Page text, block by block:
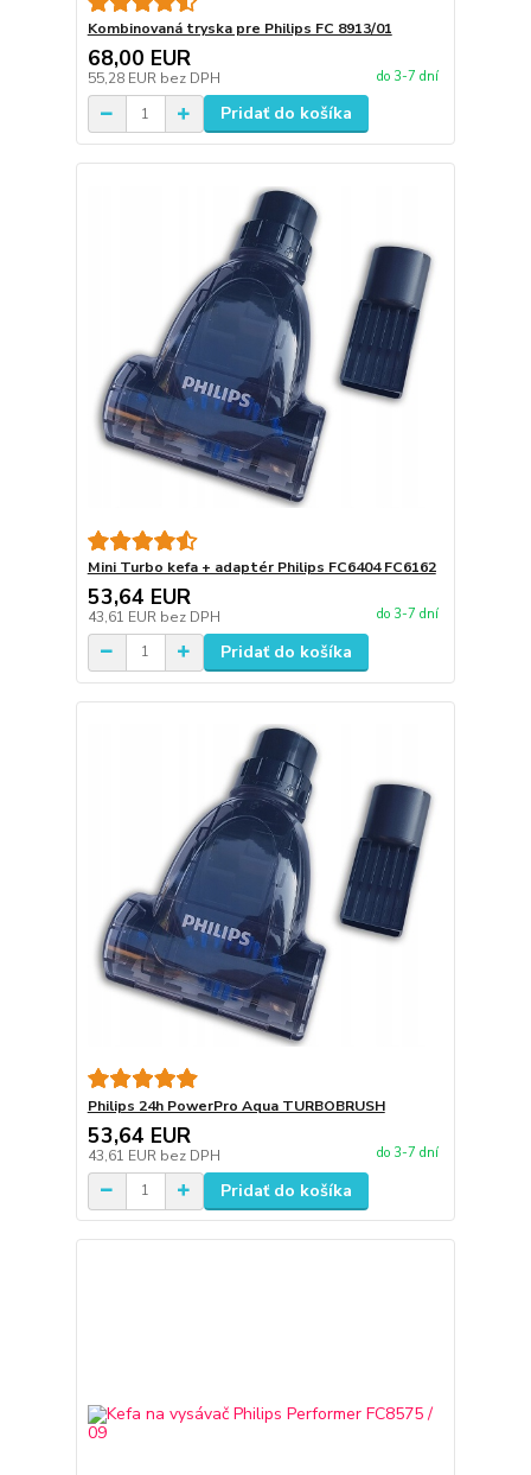
Kombinovaná tryska pre Philips FC 8913/01
68,00 EUR
55,28 EUR bez DPH do 3-7 dní
Pridať do košíka
Mini Turbo kefa + adaptér Philips FC6404 FC6162
53,64 EUR
43,61 EUR bez DPH do 3-7 dní
Pridať do košíka
Philips 24h PowerPro Aqua TURBOBRUSH
53,64 EUR
43,61 EUR bez DPH do 3-7 dní
Pridať do košíka